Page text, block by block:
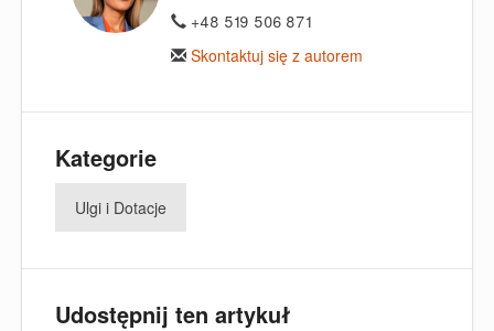
+48 519 506 871
Skontaktuj się z autorem
Kategorie
Ulgi i Dotacje
Udostępnij ten artykuł